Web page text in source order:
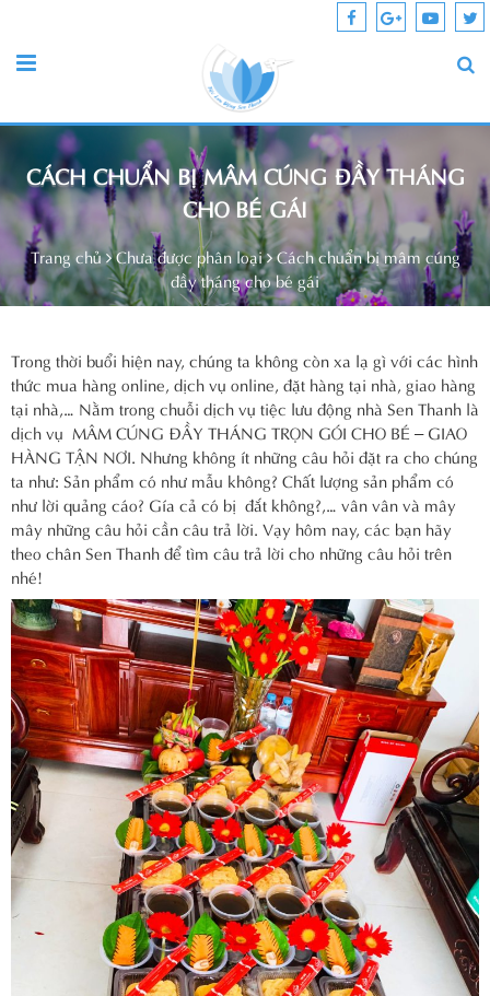
CÁCH CHUẨN BỊ MÂM CÚNG ĐẦY THÁNG
CHO BÉ GÁI
Trang chủ Chưa được phân loại Cách chuẩn bị mâm cúng
đầy tháng cho bé gái
Trong thời buổi hiện nay, chúng ta không còn xa lạ gì với các hình
thức mua hàng online, dịch vụ online, đặt hàng tại nhà, giao hàng
tại nhà,… Nằm trong chuỗi dịch vụ tiệc lưu động nhà Sen Thanh là
dịch vụ MÂM CÚNG ĐẦY THÁNG TRỌN GÓI CHO BÉ – GIAO
HÀNG TẬN NƠI. Nhưng không ít những câu hỏi đặt ra cho chúng
ta như: Sản phẩm có như mẫu không? Chất lượng sản phẩm có
như lời quảng cáo? Gía cả có bị đắt không?,… vân vân và mây
mây những câu hỏi cần câu trả lời. Vạy hôm nay, các bạn hãy
theo chân Sen Thanh để tìm câu trả lời cho những câu hỏi trên
nhé!